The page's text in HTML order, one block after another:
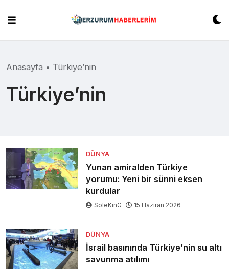
content
Anasayfa • Türkiye’nin
Türkiye’nin
DÜNYA
Yunan amiralden Türkiye
yorumu: Yeni bir sünni eksen
kurdular
SoleKinG 15 Haziran 2026
DÜNYA
İsrail basınında Türkiye’nin su altı
savunma atılımı